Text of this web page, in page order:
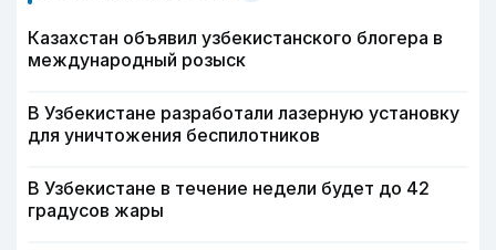
Казахстан объявил узбекистанского блогера в
международный розыск
В Узбекистане разработали лазерную установку
для уничтожения беспилотников
В Узбекистане в течение недели будет до 42
градусов жары